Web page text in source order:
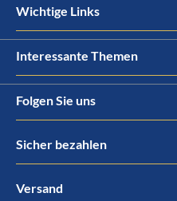
Wichtige Links
Interessante Themen
Folgen Sie uns
Sicher bezahlen
Versand